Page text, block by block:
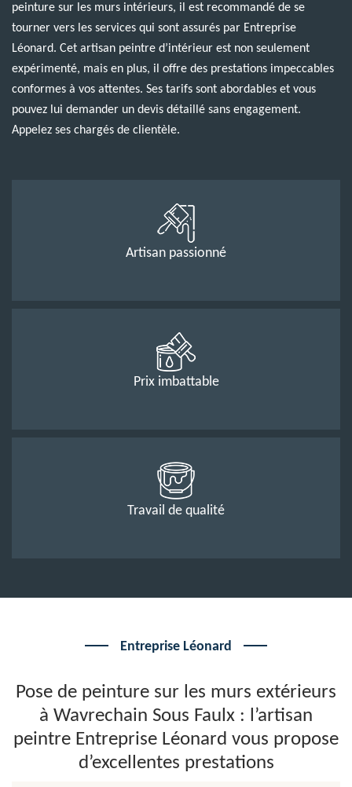
peinture sur les murs intérieurs, il est recommandé de se
tourner vers les services qui sont assurés par Entreprise
Léonard. Cet artisan peintre d’intérieur est non seulement
expérimenté, mais en plus, il offre des prestations impeccables
conformes à vos attentes. Ses tarifs sont abordables et vous
pouvez lui demander un devis détaillé sans engagement.
Appelez ses chargés de clientèle.
Artisan passionné
Prix imbattable
Travail de qualité
Entreprise Léonard
Pose de peinture sur les murs extérieurs
à Wavrechain Sous Faulx : l’artisan
peintre Entreprise Léonard vous propose
d’excellentes prestations